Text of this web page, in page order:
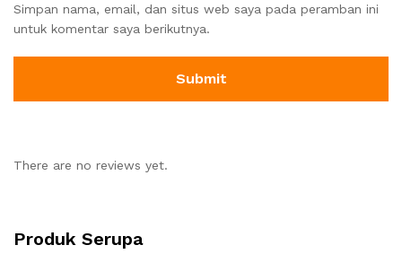
Simpan nama, email, dan situs web saya pada peramban ini
untuk komentar saya berikutnya.
There are no reviews yet.
Produk Serupa